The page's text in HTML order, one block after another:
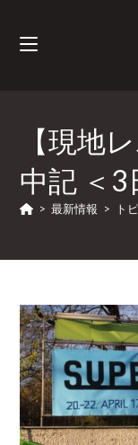
【現地
中記 ＜3
> 最新情報 > ト